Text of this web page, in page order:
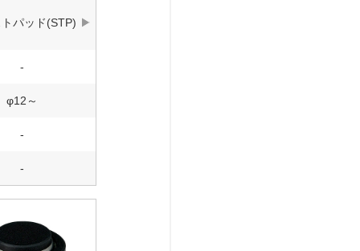
パッド(STP)
-
φ12～
-
-